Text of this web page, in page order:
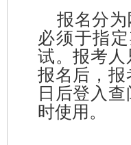
报名分
必须于指
试。报考
报名后，
日后登入
时使用。